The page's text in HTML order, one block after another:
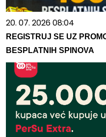
20. 07. 2026 08:04
REGISTRUJ SE UZ
BESPLATNIH SPINOVA